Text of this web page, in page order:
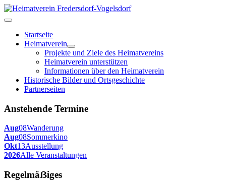
Startseite
Heimatverein
Projekte und Ziele des Heimatvereins
Heimatverein unterstützen
Informationen über den Heimatverein
Historische Bilder und Ortsgeschichte
Partnerseiten
Anstehende Termine
Aug08Wanderung
Aug08Sommerkino
Okt13Ausstellung
2026Alle Veranstaltungen
Regelmäẞiges